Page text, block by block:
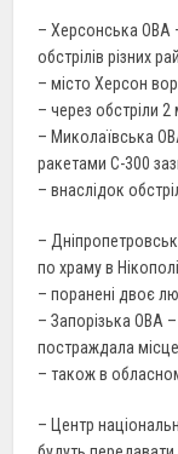
– Херсонська ОВА
обстрілів різних
– місто Херсон
– через обстріли
– Миколаївська
ракетами С-300
– внаслідок
–
по храму в
– поранені двоє
– Запорізька ОВА –
постраждала
– також в
– Центр